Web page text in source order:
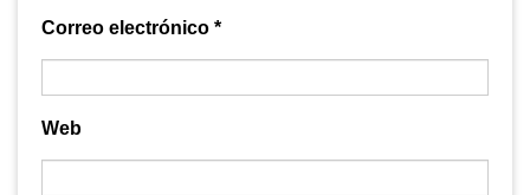
Correo electrónico *
Web